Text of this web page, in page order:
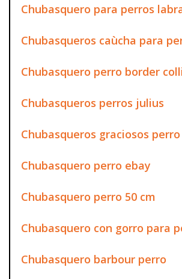
Chubasquero para perros
Chubasqueros caùcha para
Chubasquero perro border
Chubasqueros perros julius
Chubasqueros graciosos perro
Chubasquero perro ebay
Chubasquero perro 50 cm
Chubasquero con gorro para
Chubasquero barbour perro